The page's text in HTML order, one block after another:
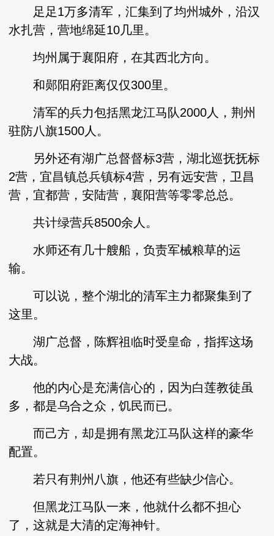
足足1万多清军，汇集到了均州城外，沿汉
水扎营，营地绵延10几里。
均州属于襄阳府，在其西北方向。
和郧阳府距离仅仅300里。
清军的兵力包括黑龙江马队2000人，荆州
驻防八旗1500人。
另外还有湖广总督督标3营，湖北巡抚抚标
2营，宜昌镇总兵镇标4营，另有远安营，卫昌
营，宜都营，安陆营，襄阳营等零零总总。
共计绿营兵8500余人。
水师还有几十艘船，负责军械粮草的运
输。
可以说，整个湖北的清军主力都聚集到了
这里。
湖广总督，陈辉祖临时受皇命，指挥这场
大战。
他的内心是充满信心的，因为白莲教徒虽
多，都是乌合之众，饥民而已。
而己方，却是拥有黑龙江马队这样的豪华
配置。
若只有荆州八旗，他还有些缺少信心。
但黑龙江马队一来，他就什么都不担心
了，这就是大清的定海神针。